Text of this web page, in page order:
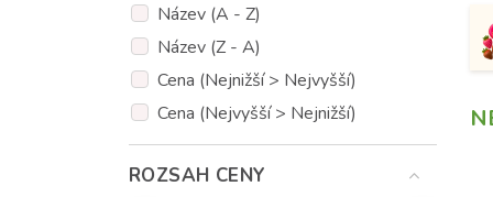
Název (A - Z)
Název (Z - A)
Cena (Nejnižší > Nejvyšší)
Cena (Nejvyšší > Nejnižší)
ROZSAH CENY